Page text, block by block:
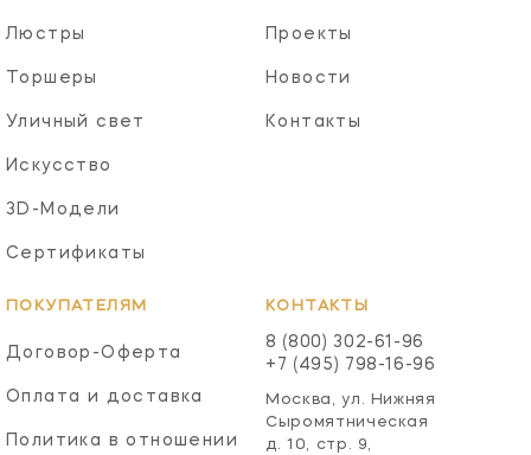
Люстры
Торшеры
Уличный свет
Искусство
3D-Модели
Сертификаты
Проекты
Новости
Контакты
ПОКУПАТЕЛЯМ
Договор-Оферта
Оплата и доставка
Политика в отношении
КОНТАКТЫ
8 (800) 302-61-96
+7 (495) 798-16-96
Москва, ул. Нижняя
Сыромятническая
д. 10, стр. 9,